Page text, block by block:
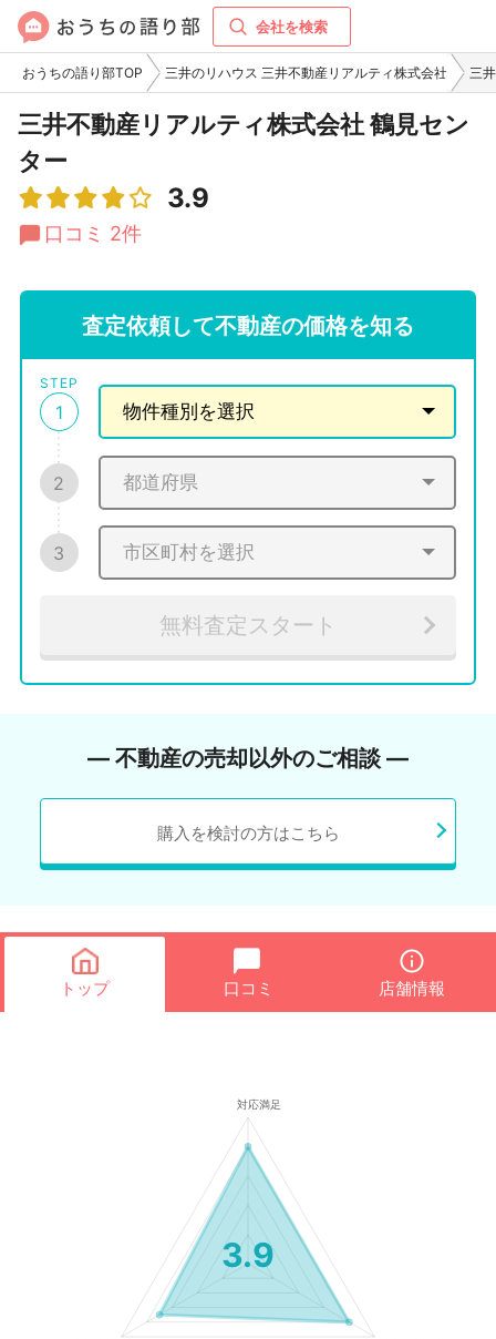
会社を検索
おうちの語り部TOP 三井のリハウス 三井不動産リアルティ株式会社 三
三井不動産リアルティ株式会社 鶴見セン
ター
3.9
口コミ 2件
査定依頼して不動産の価格を知る
STEP
1
2
3
無料査定スタート
― 不動産の売却以外のご相談 ―
購入を検討の方はこちら
トップ 口コミ 店舗情報
3.9